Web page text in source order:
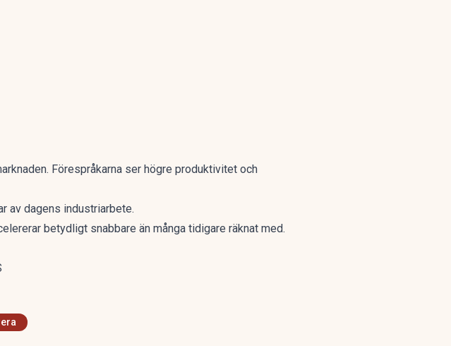
Förespråkarna ser högre produktivitet och
av dagens industriarbete.
betydligt snabbare än många tidigare räknat med.